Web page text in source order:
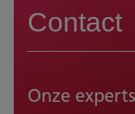
Contact
Onze